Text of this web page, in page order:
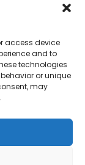
access device
and to
technologies
or unique
may
2026